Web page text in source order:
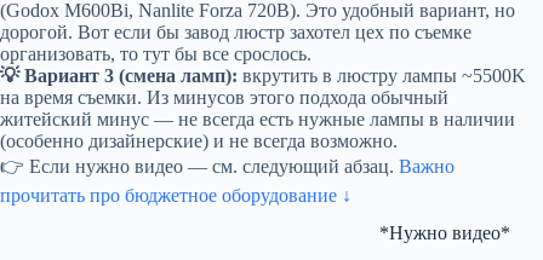
(Godox M600Bi, Nanlite Forza 720B). Это удобный вариант, но
дорогой. Вот если бы завод люстр захотел цех по съемке
организовать, то тут бы все срослось.
💡 Вариант 3 (смена ламп): вкрутить в люстру лампы ~5500K
на время съемки. Из минусов этого подхода обычный
житейский минус — не всегда есть нужные лампы в наличии
(особенно дизайнерские) и не всегда возможно.
👉 Если нужно видео — см. следующий абзац. Важно
прочитать про бюджетное оборудование ↓
*Нужно видео*